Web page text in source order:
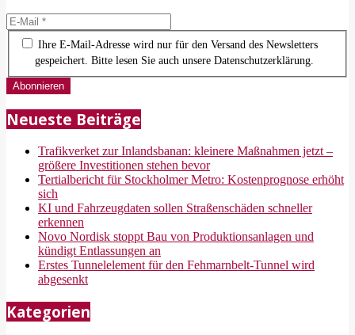
Ihre E-Mail-Adresse wird nur für den Versand des Newsletters
gespeichert. Bitte lesen Sie auch unsere Datenschutzerklärung.
Neueste Beiträge
Trafikverket zur Inlandsbanan: kleinere Maßnahmen jetzt –
größere Investitionen stehen bevor
Tertialbericht für Stockholmer Metro: Kostenprognose erhöht
sich
KI und Fahrzeugdaten sollen Straßenschäden schneller
erkennen
Novo Nordisk stoppt Bau von Produktionsanlagen und
kündigt Entlassungen an
Erstes Tunnelelement für den Fehmarnbelt-Tunnel wird
abgesenkt
Kategorien